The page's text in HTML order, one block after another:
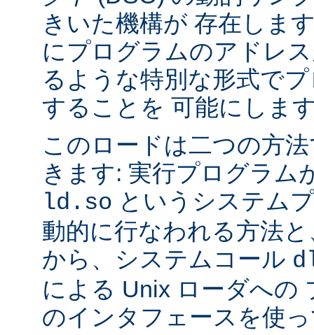
きいた機構が 存在しま
にプログラムのアドレ
るような特別な形式で
することを 可能にしま
このロードは二つの方
きます: 実行プログラム
ld.so というシステム
動的に行なわれる方法
から、システムコール
による Unix ローダへの
のインタフェースを使